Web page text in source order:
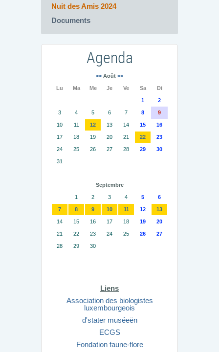
Nuit des Amis 2024
Documents
Agenda
<< Août >>
Lu Ma Me Je Ve Sa Di
1 2
3 4 5 6 7 8 9
10 11 12 13 14 15 16
17 18 19 20 21 22 23
24 25 26 27 28 29 30
31
Septembre
1 2 3 4 5 6
7 8 9 10 11 12 13
14 15 16 17 18 19 20
21 22 23 24 25 26 27
28 29 30
Liens
Association des biologistes
luxembourgeois
d'stater muséeën
ECGS
Fondation faune-flore